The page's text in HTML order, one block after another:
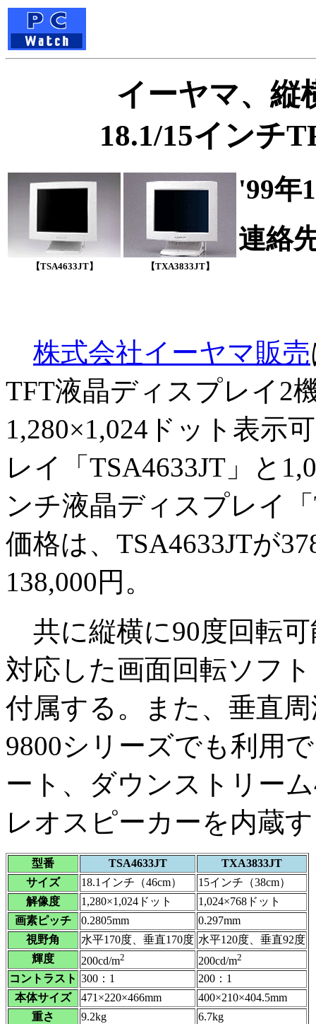
イーヤマ、縦
18.1/15インチ
【TSA4633JT】 【TXA3833JT】
'99年
連絡
株式会社イーヤマ販売
TFT液晶ディスプレイ2
1,280×1,024ドット表示
レイ「TSA4633JT」と
ンチ液晶ディスプレイ
価格は、TSA4633JTが
138,000円。
共に縦横に90度回転可
対応した画面回転ソフ
付属する。また、垂直
9800シリーズでも利用
ート、ダウンストリー
レオスピーカーを内蔵
型番 TSA4633JT
TXA3833JT
サイズ
18.1インチ（46cm）
15インチ（38cm）
解像度
1,280×1,024ドット
1,024×768ドット
画素ピッチ
0.2805mm
0.297mm
視野角
水平170度、垂直170度 水平120度、垂直92度
輝度
200cd/m2 200cd/m2
コントラスト 300：1
200：1
本体サイズ
471×220×466mm
400×210×404.5mm
重さ
9.2kg
6.7kg